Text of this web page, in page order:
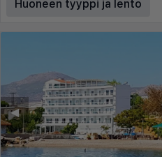
Huoneen tyyppi ja lento
◀︎